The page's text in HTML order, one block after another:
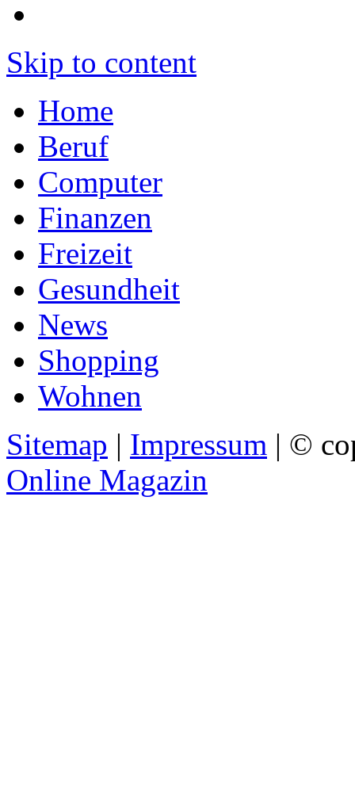
Skip to content
Home
Beruf
Computer
Finanzen
Freizeit
Gesundheit
News
Shopping
Wohnen
Sitemap | Impressum | ©
Online Magazin